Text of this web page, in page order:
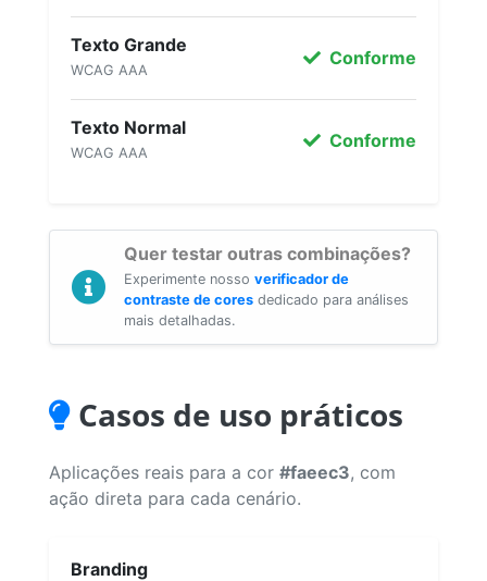
Texto Grande
WCAG AAA
Conforme
Texto Normal
WCAG AAA
Conforme
Quer testar outras combinações?
Experimente nosso verificador de
contraste de cores dedicado para análises
mais detalhadas.
Casos de uso práticos
Aplicações reais para a cor #faeec3, com
ação direta para cada cenário.
Branding